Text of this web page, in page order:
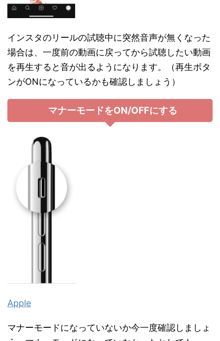
インスタのリールの試聴中に突然音声が無くなった
場合は、一度前の動画に戻ってから試聴したい動画
を再生すると音が出るようになります。（再生ボタ
ンがONになっているかも確認しましょう）
マナーモードをON/OFFにする
Apple
マナーモードになっていないか今一度確認しましょ